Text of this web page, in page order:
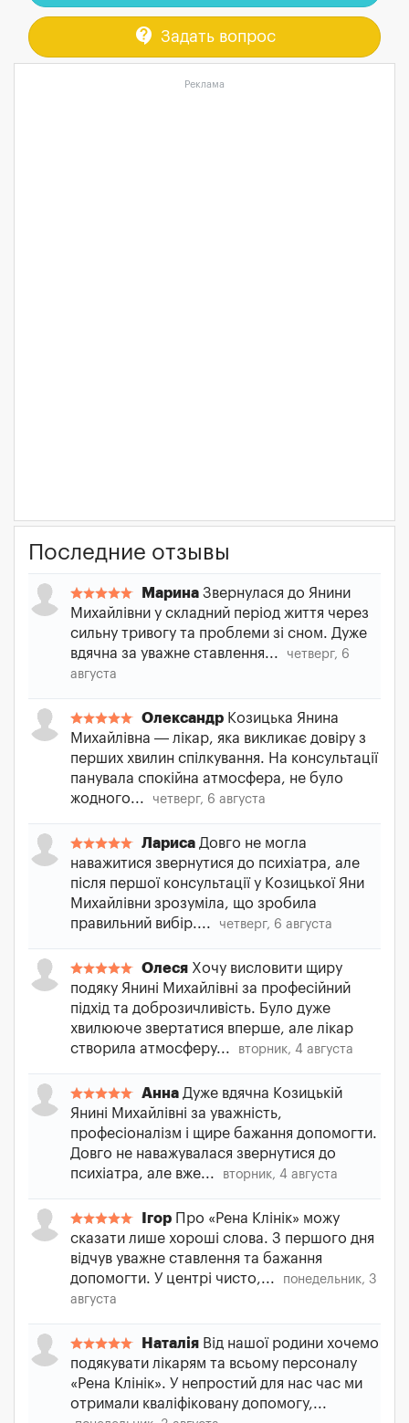
contact_support Задать вопрос
Реклама
Последние отзывы
Марина Звернулася до Янини
Михайлівни у складний період життя через
сильну тривогу та проблеми зі сном. Дуже
вдячна за уважне ставлення...
четверг, 6
августа
Олександр Козицька Янина
Михайлівна — лікар, яка викликає довіру з
перших хвилин спілкування. На консультації
панувала спокійна атмосфера, не було
жодного...
четверг, 6 августа
Лариса Довго не могла
наважитися звернутися до психіатра, але
після першої консультації у Козицької Яни
Михайлівни зрозуміла, що зробила
правильний вибір....
четверг, 6 августа
Олеся Хочу висловити щиру
подяку Янині Михайлівні за професійний
підхід та доброзичливість. Було дуже
хвилююче звертатися вперше, але лікар
створила атмосферу...
вторник, 4 августа
Анна Дуже вдячна Козицькій
Янині Михайлівні за уважність,
професіоналізм і щире бажання допомогти.
Довго не наважувалася звернутися до
психіатра, але вже...
вторник, 4 августа
Ігор Про «Рена Клінік» можу
сказати лише хороші слова. З першого дня
відчув уважне ставлення та бажання
допомогти. У центрі чисто,...
понедельник, 3
августа
Наталія Від нашої родини хочемо
подякувати лікарям та всьому персоналу
«Рена Клінік». У непростий для нас час ми
отримали кваліфіковану допомогу,...